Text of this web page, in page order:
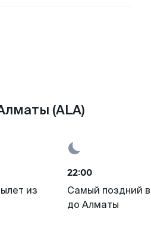
(ALA)
из
22:00
Самый поздний
до Алматы